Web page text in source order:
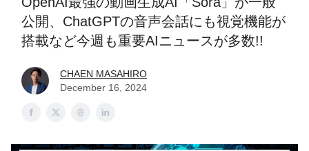
公開、ChatGPTの音声会話にも視覚機能が
搭載など今週も重要AIニュースが多数!!
CHAEN MASAHIRO
December 16, 2024